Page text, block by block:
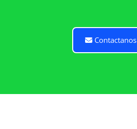
Contactanos